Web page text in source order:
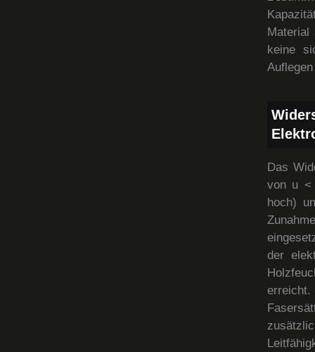
Material
keine
Das
von u <
hoch)
der